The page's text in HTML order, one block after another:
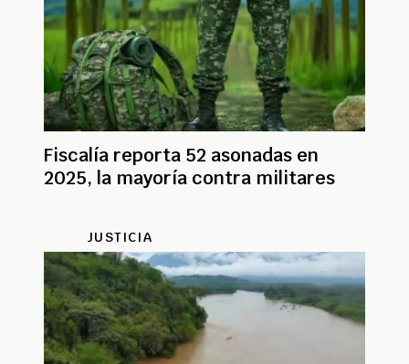
Fiscalía reporta 52 asonadas en
2025, la mayoría contra militares
JUSTICIA